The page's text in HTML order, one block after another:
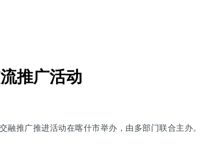
推广活动
推广推进活动在喀什市举办，由多部门联合主办。